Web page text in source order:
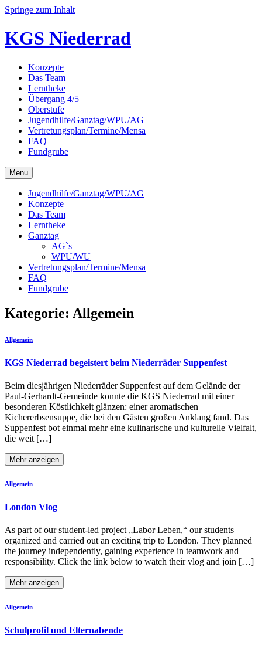
Springe zum Inhalt
KGS Niederrad
Konzepte
Das Team
Lerntheke
Übergang 4/5
Oberstufe
Jugendhilfe/Ganztag/WPU/AG
Vertretungsplan/Termine/Mensa
FAQ
Fundgrube
Menu
Jugendhilfe/Ganztag/WPU/AG
Konzepte
Das Team
Lerntheke
Ganztag
AG`s
WPU/WU
Vertretungsplan/Termine/Mensa
FAQ
Fundgrube
Kategorie: Allgemein
Allgemein
KGS Niederrad begeistert beim Niederräder Suppenfest
Beim diesjährigen Niederräder Suppenfest auf dem Gelände der
Paul-Gerhardt-Gemeinde konnte die KGS Niederrad mit einer
besonderen Köstlichkeit glänzen: einer aromatischen
Kichererbsensuppe, die bei den Gästen großen Anklang fand. Das
Suppenfest bot einmal mehr eine kulinarische und kulturelle Vielfalt,
die weit […]
Mehr anzeigen
Allgemein
London Vlog
As part of our student-led project „Labor Leben,“ our students
organized and carried out an exciting trip to London. They planned
the journey independently, gaining experience in teamwork and
responsibility. Click the link below to watch their vlog and join […]
Mehr anzeigen
Allgemein
Schulprofil und Elternabende